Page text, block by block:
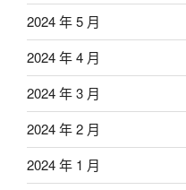
2024 年 5 月
2024 年 4 月
2024 年 3 月
2024 年 2 月
2024 年 1 月